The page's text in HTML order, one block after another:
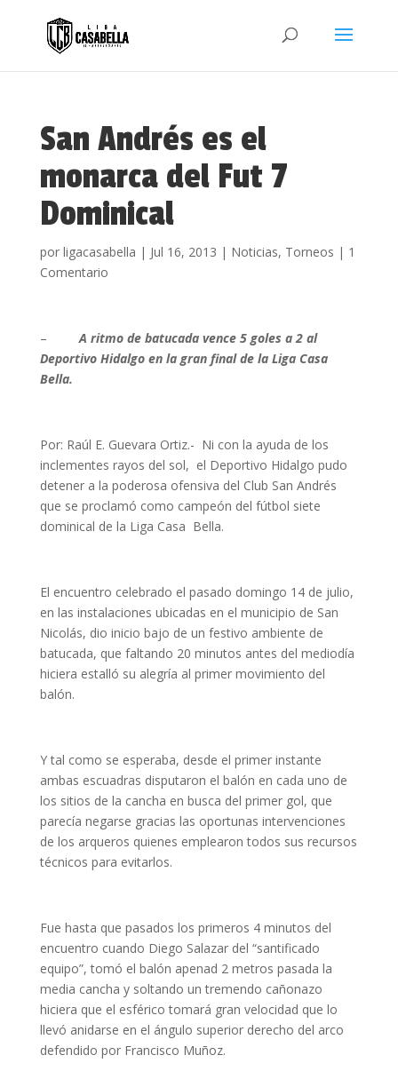
San Andrés es el
monarca del Fut 7
Dominical
por ligacasabella | Jul 16, 2013 | Noticias, Torneos | 1
Comentario
–
A ritmo de batucada vence 5 goles a 2 al
Deportivo Hidalgo en la gran final de la Liga Casa
Bella.
Por: Raúl E. Guevara Ortiz.- Ni con la ayuda de los
inclementes rayos del sol, el Deportivo Hidalgo pudo
detener a la poderosa ofensiva del Club San Andrés
que se proclamó como campeón del fútbol siete
dominical de la Liga Casa Bella.
El encuentro celebrado el pasado domingo 14 de julio,
en las instalaciones ubicadas en el municipio de San
Nicolás, dio inicio bajo de un festivo ambiente de
batucada, que faltando 20 minutos antes del mediodía
hiciera estalló su alegría al primer movimiento del
balón.
Y tal como se esperaba, desde el primer instante
ambas escuadras disputaron el balón en cada uno de
los sitios de la cancha en busca del primer gol, que
parecía negarse gracias las oportunas intervenciones
de los arqueros quienes emplearon todos sus recursos
técnicos para evitarlos.
Fue hasta que pasados los primeros 4 minutos del
encuentro cuando Diego Salazar del “santificado
equipo”, tomó el balón apenad 2 metros pasada la
media cancha y soltando un tremendo cañonazo
hiciera que el esférico tomará gran velocidad que lo
llevó anidarse en el ángulo superior derecho del arco
defendido por Francisco Muñoz.